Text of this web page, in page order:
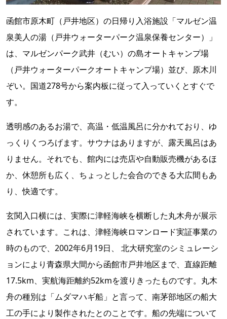
函館市原木町（戸井地区）の日帰り入浴施設「マルゼン温
泉美人の湯（戸井ウォーターパーク温泉保養センター）」
は、マルゼンパーク武井（むい）の島オートキャンプ場
（戸井ウォーターパークオートキャンプ場）並び、原木川
ぞい。国道278号から案内板に従って入っていくとすぐで
す。
透明感のあるお湯で、高温・低温風呂に分かれており、ゆ
っくりくつろげます。サウナはありますが、露天風呂はあ
りません。それでも、館内には売店や自動販売機があるほ
か、休憩所も広く、ちょっとした会合のできる大広間もあ
り、快適です。
玄関入口横には、実際に津軽海峡を横断した丸木舟が展示
されています。これは、津軽海峡ロマンロード実証事業の
時のもので、2002年6月19日、 北大研究室のシミュレーシ
ョンにより青森県大間から函館市戸井地区まで、直線距離
17.5km、実航海距離約52kmを渡りきったものです。丸木
舟の種別は「ムダマハギ船」と言って、南茅部地区の船大
工の手により製作されたとのことです。船の先端について